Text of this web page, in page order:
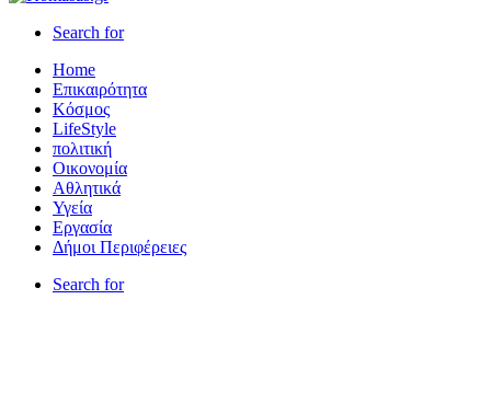
Search for
Home
Επικαιρότητα
Κόσμος
LifeStyle
πολιτική
Οικονομία
Αθλητικά
Υγεία
Εργασία
Δήμοι Περιφέρειες
Search for